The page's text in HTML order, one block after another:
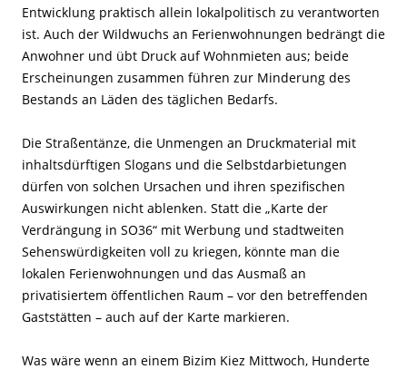
Entwicklung praktisch allein lokalpolitisch zu verantworten
ist. Auch der Wildwuchs an Ferienwohnungen bedrängt die
Anwohner und übt Druck auf Wohnmieten aus; beide
Erscheinungen zusammen führen zur Minderung des
Bestands an Läden des täglichen Bedarfs.
Die Straßentänze, die Unmengen an Druckmaterial mit
inhaltsdürftigen Slogans und die Selbstdarbietungen
dürfen von solchen Ursachen und ihren spezifischen
Auswirkungen nicht ablenken. Statt die „Karte der
Verdrängung in SO36“ mit Werbung und stadtweiten
Sehenswürdigkeiten voll zu kriegen, könnte man die
lokalen Ferienwohnungen und das Ausmaß an
privatisiertem öffentlichen Raum – vor den betreffenden
Gaststätten – auch auf der Karte markieren.
Was wäre wenn an einem Bizim Kiez Mittwoch, Hunderte